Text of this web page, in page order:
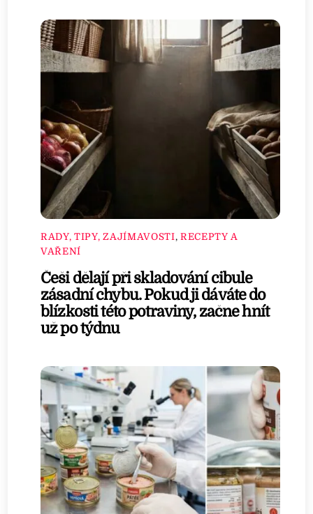
RADY, TIPY, ZAJÍMAVOSTI, RECEPTY A
VAŘENÍ
Češi dělají při skladování cibule
zásadní chybu. Pokud ji dáváte do
blízkosti této potraviny, začne hnít
už po týdnu